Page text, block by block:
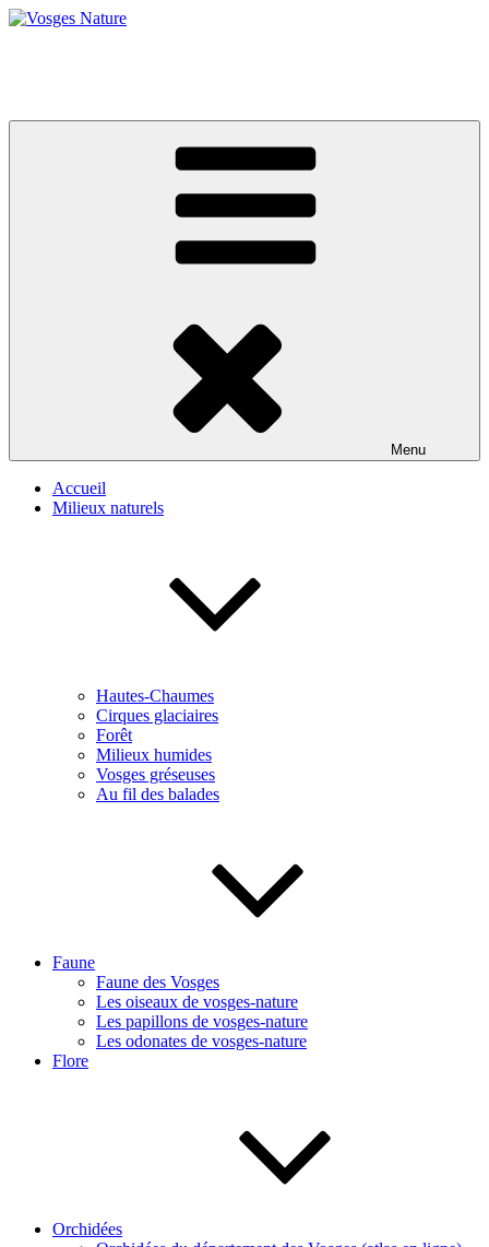
Menu
Accueil
Milieux naturels
Hautes-Chaumes
Cirques glaciaires
Forêt
Milieux humides
Vosges gréseuses
Au fil des balades
Faune
Faune des Vosges
Les oiseaux de vosges-nature
Les papillons de vosges-nature
Les odonates de vosges-nature
Flore
Orchidées